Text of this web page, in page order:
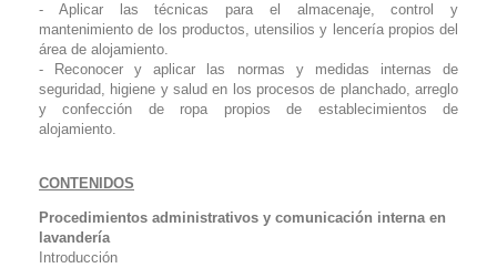
- Aplicar las técnicas para el almacenaje, control y
mantenimiento de los productos, utensilios y lencería propios del
área de alojamiento.
- Reconocer y aplicar las normas y medidas internas de
seguridad, higiene y salud en los procesos de planchado, arreglo
y confección de ropa propios de establecimientos de
alojamiento.
CONTENIDOS
Procedimientos administrativos y comunicación interna en
lavandería
Introducción